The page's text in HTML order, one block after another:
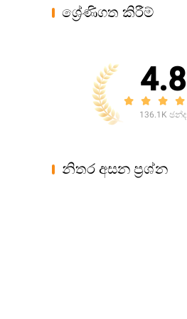
ශ්‍රේණිගත කිරීම්
4.8
136.1K ඡන්ද
නිතර අසන ප්‍රශ්න